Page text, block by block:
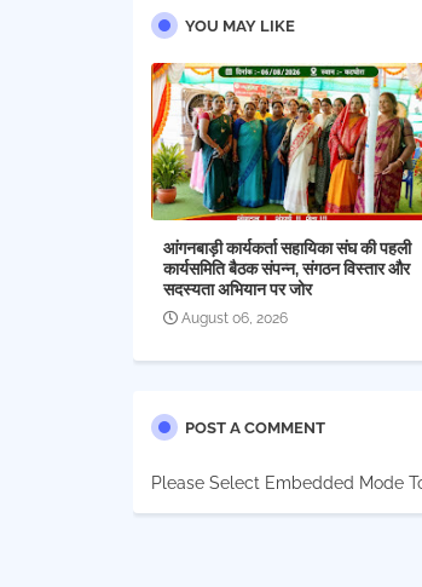
YOU MAY LIKE
आंगनबाड़ी कार्यकर्ता सहायिका संघ की पहली
कार्यसमिति बैठक संपन्न, संगठन विस्तार और
सदस्यता अभियान पर जोर
August 06, 2026
POST A COMMENT
Please Select Embedded Mode